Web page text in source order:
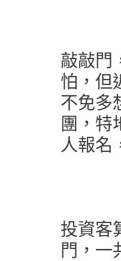
敲敲門
怕，但
不免多
團，特
人報名
投資客
門，一